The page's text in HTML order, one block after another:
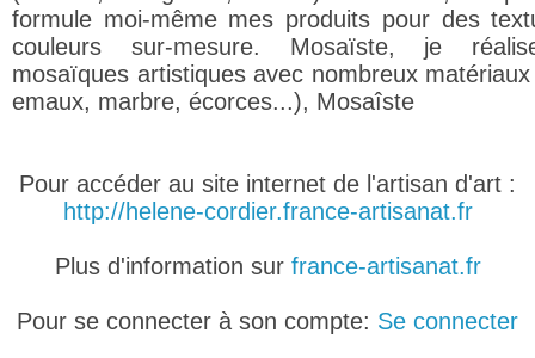
formule moi-même mes produits pour des
couleurs sur-mesure. Mosaïste, je
mosaïques artistiques avec nombreux
emaux, marbre, écorces...), Mosaîste
Pour accéder au site internet de l'artisan d'art :
http://helene-cordier.france-artisanat.fr
Plus d'information sur france-artisanat.fr
Pour se connecter à son compte: Se connecter